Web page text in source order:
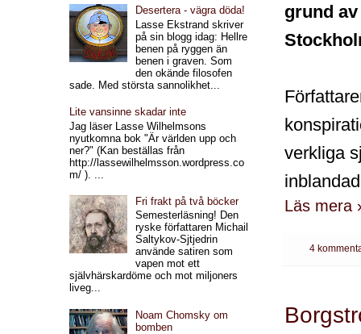
grund
verkliga
Läs mera
4
Desertera - vägra döda!
Lasse Ekstrand skriver
på sin blogg idag: Hellre
benen på ryggen än
benen i graven. Som
den okände filosofen
sade. Med största sannolikhet...
Lite vansinne skadar inte
Jag läser Lasse Wilhelmsons
nyutkomna bok "Är världen upp och
ner?" (Kan beställas från
http://lassewilhelmsson.wordpress.co
m/ ). ...
Fri frakt på två böcker
Semesterläsning! Den
ryske författaren Michail
Saltykov-Sjtjedrin
använde satiren som
vapen mot ett
självhärskardöme och mot miljoners
liveg...
Noam Chomsky om
bomben